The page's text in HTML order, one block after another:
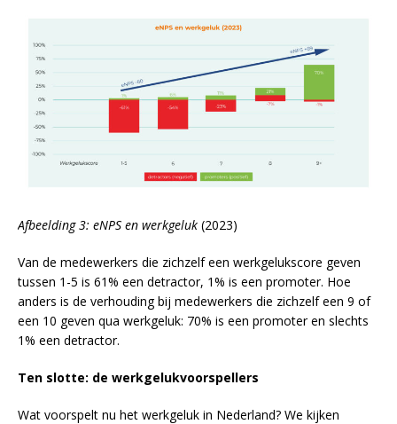
Afbeelding 3: eNPS en werkgeluk (2023)
Van de medewerkers die zichzelf een werkgelukscore geven
tussen 1-5 is 61% een detractor, 1% is een promoter. Hoe
anders is de verhouding bij medewerkers die zichzelf een 9 of
een 10 geven qua werkgeluk: 70% is een promoter en slechts
1% een detractor.
Ten slotte: de werkgelukvoorspellers
Wat voorspelt nu het werkgeluk in Nederland? We kijken